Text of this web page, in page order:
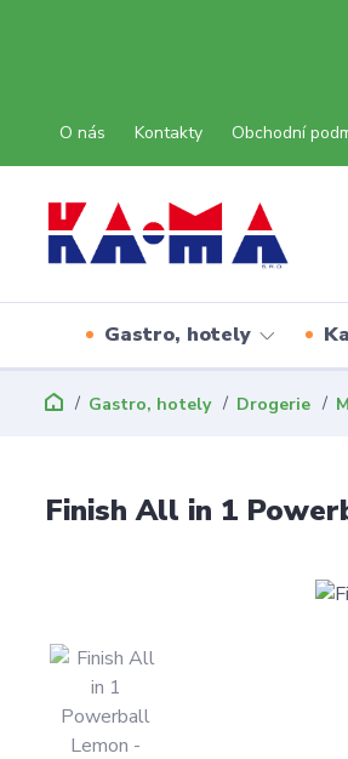
O nás Kontakty Obchodní
Gastro, hotely
Gastro, hotely Drogerie
Finish All in 1